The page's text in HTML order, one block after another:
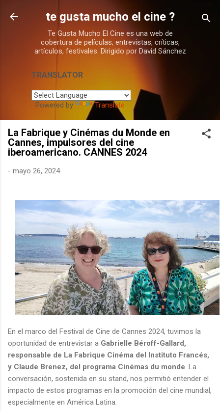
Ir al contenido principal
te gusta mucho el cine ?
Te Gusta Mucho El Cine es una web de
cobertura de películas, entrevistas, críticas,
artículos, festivales. Dirigido por David Sánchez
TRANSLATOR
Powered by Translate
La Fabrique y Cinémas du Monde en
Cannes, impulsores del cine
iberoamericano. CANNES 2024
- mayo 26, 2024
En el marco del Festival de Cine de Cannes 2024, tuvimos la
oportunidad de entrevistar a Gabrielle Béroff-Gallard,
responsable de La Fabrique Cinéma del Instituto Francés,
y Claude Brenez, del programa Cinémas du monde . La
conversación, sostenida en su stand, nos permitió entender el
impacto de estos programas en la promoción del cine mundial,
especialmente en América Latina.